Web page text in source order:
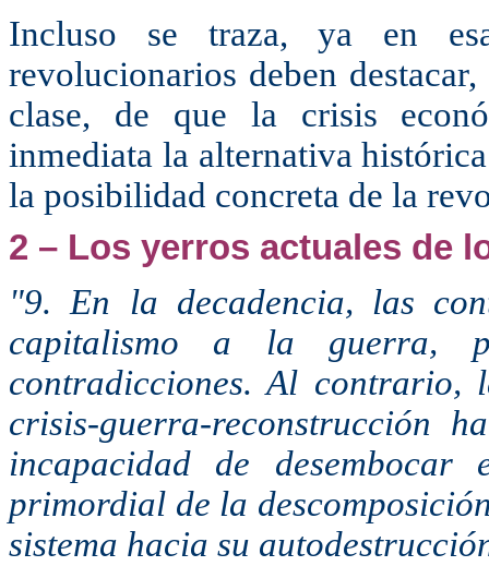
Incluso se traza, ya en
revolucionarios deben
clase, de que la crisis
inmediata la alternativa
la posibilidad concreta de la
2 – Los yerros actuales de
"9. En la decadencia, las
capitalismo a la guerra,
contradicciones. Al contrario,
crisis-guerra-reconstrucción
incapacidad de
primordial de la
sistema hacia su